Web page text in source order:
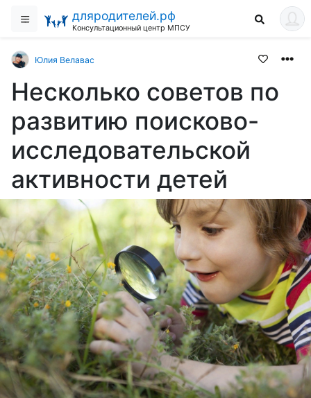
дляродителей.рф
Консультационный центр МПСУ
Юлия Велавас
Несколько советов по
развитию поисково-
исследовательской
активности детей